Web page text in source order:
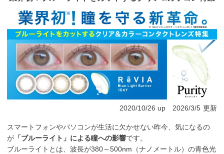
2020/10/26 up 2026/3/5 更新
スマートフォンやパソコンが生活に欠かせない昨今、気になるの
が 「ブルーライト」による瞳への影響です。
ブルーライトとは、波長が380～500nm（ナノメートル）の青色光